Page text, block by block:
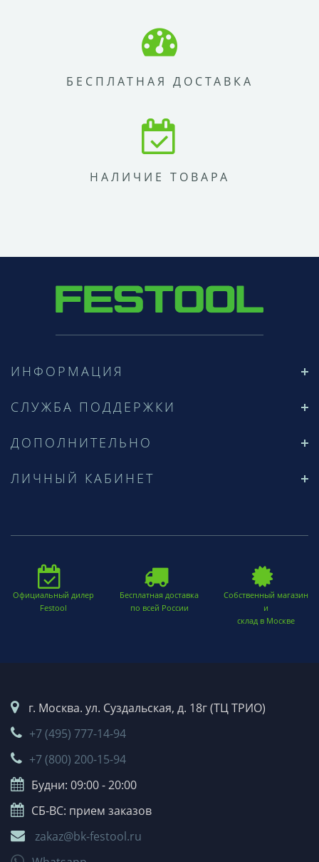
БЕСПЛАТНАЯ ДОСТАВКА
НАЛИЧИЕ ТОВАРА
ИНФОРМАЦИЯ
СЛУЖБА ПОДДЕРЖКИ
ДОПОЛНИТЕЛЬНО
ЛИЧНЫЙ КАБИНЕТ
Официальный дилер
Festool
Бесплатная доставка
по всей России
Собственный магазин
и
склад в Москве
г. Москва. ул. Суздальская, д. 18г (ТЦ ТРИО)
+7 (495) 777-14-94
+7 (800) 200-15-94
Будни: 09:00 - 20:00
СБ-ВС: прием заказов
zakaz@bk-festool.ru